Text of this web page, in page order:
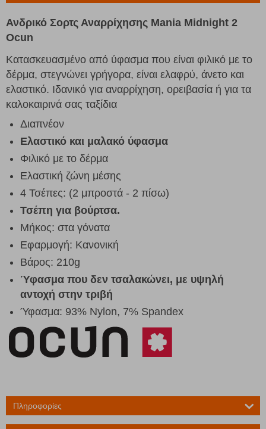
Ανδρικό Σορτς Αναρρίχησης Mania Midnight 2
Ocun
Κατασκευασμένο από ύφασμα που είναι φιλικό με το
δέρμα, στεγνώνει γρήγορα, είναι ελαφρύ, άνετο και
ελαστικό. Ιδανικό για αναρρίχηση, ορειβασία ή για τα
καλοκαιρινά σας ταξίδια
Διαπνέον
Ελαστικό και μαλακό ύφασμα
Φιλικό με το δέρμα
Ελαστική ζώνη μέσης
4 Τσέπες: (2 μπροστά - 2 πίσω)
Τσέπη για βούρτσα.
Μήκος: στα γόνατα
Εφαρμογή: Κανονική
Βάρος: 210g
Ύφασμα που δεν τσαλακώνει, με υψηλή
αντοχή στην τριβή
Ύφασμα: 93% Nylon, 7% Spandex
Πληροφορίες